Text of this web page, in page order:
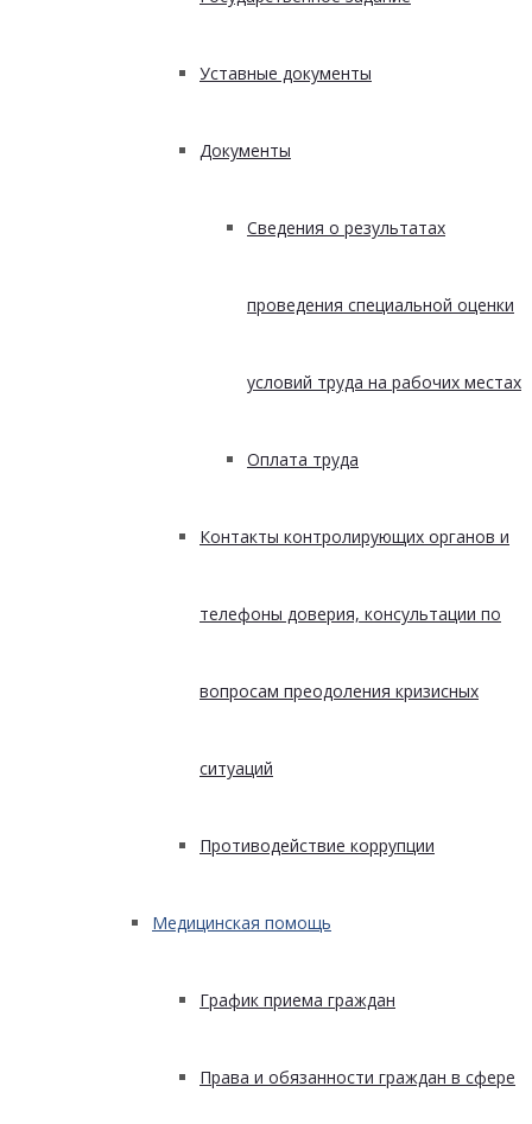
Уставные документы
Документы
Сведения о результатах
проведения специальной оценки
условий труда на рабочих местах
Оплата труда
Контакты контролирующих органов и
телефоны доверия, консультации по
вопросам преодоления кризисных
ситуаций
Противодействие коррупции
Медицинская помощь
График приема граждан
Права и обязанности граждан в сфере